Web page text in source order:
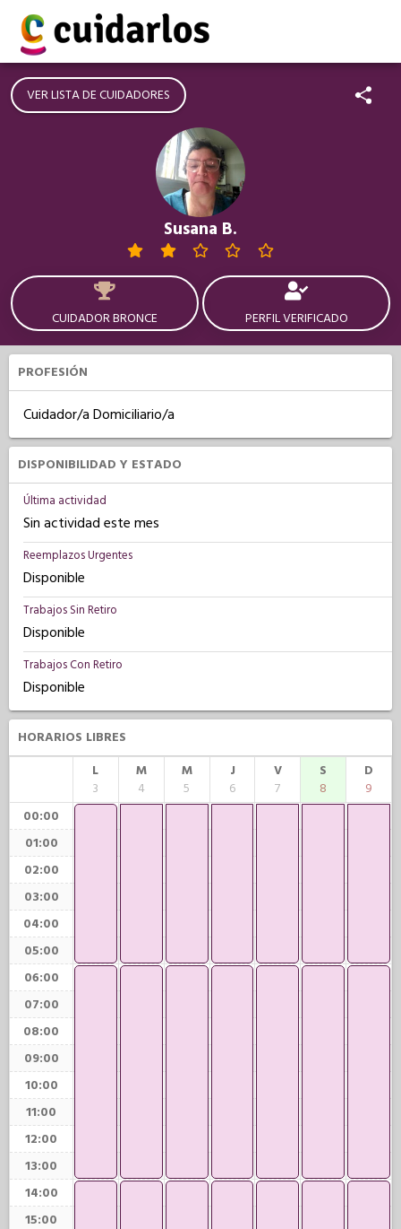
VER LISTA DE CUIDADORES
Susana B.
CUIDADOR BRONCE PERFIL VERIFICADO
PROFESIÓN
Cuidador/a Domiciliario/a
DISPONIBILIDAD Y ESTADO
Última actividad
Sin actividad este mes
Reemplazos Urgentes
Disponible
Trabajos Sin Retiro
Disponible
Trabajos Con Retiro
Disponible
HORARIOS LIBRES
L
3
M
4
M
5
J
6
V
7
S
8
D
9
00:00
01:00
02:00
03:00
04:00
05:00
06:00
07:00
08:00
09:00
10:00
11:00
12:00
13:00
14:00
15:00